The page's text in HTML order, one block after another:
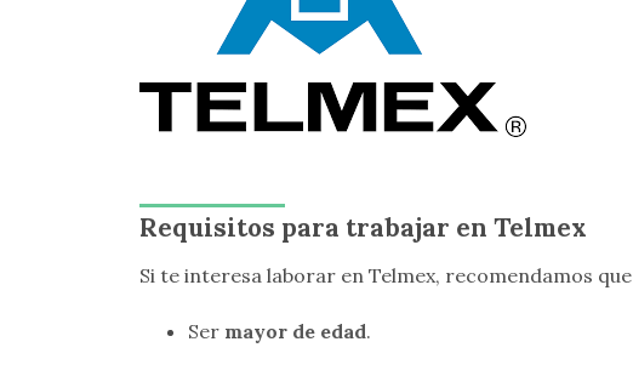
Requisitos para trabajar en Telmex
Si te interesa laborar en Telmex, recomendamos
Ser mayor de edad.